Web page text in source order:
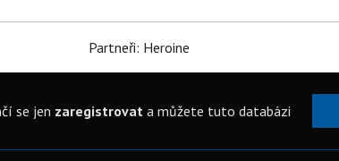
Partneři: Heroine
se jen zaregistrovata můžete tuto databázi